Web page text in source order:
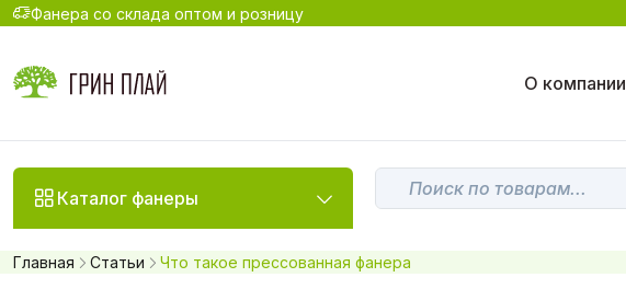
Фанера со склада оптом и розницу
О компании
Каталог фанеры
Главная Статьи Что такое прессованная фанера